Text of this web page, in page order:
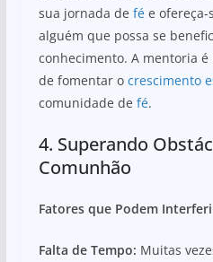
sua jornada de fée ofereça-
alguém que possa se
conhecimento. A mentoria
de fomentar o crescimento
comunidade de fé.
4. Superando
Comunhão
Fatores que Podem
Falta de Tempo: Muitas